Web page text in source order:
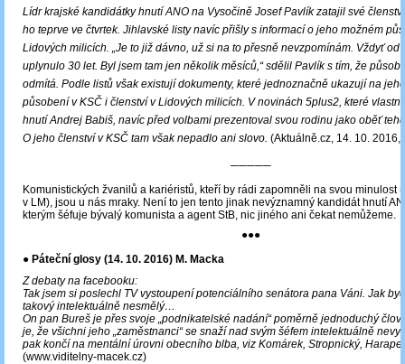
Lídr krajské kandidátky hnutí ANO na Vysočině Josef Pavlík zatajil své
ho teprve ve čtvrtek. Jihlavské listy navíc přišly s informací o jeho možném
Lidových milicích. „Je to již dávno, už si na to přesně nevzpomínám. Vždyť od
uplynulo 30 let. Byl jsem tam jen několik měsíců,“ sdělil Pavlík s tím, že
odmítá. Podle listů však existují dokumenty, které jednoznačně ukazují na
působení v KSČ i členství v Lidových milicích. V novinách 5plus2, které
hnutí Andrej Babiš, navíc před volbami prezentoval svou rodinu jako oběť
O jeho členství v KSČ tam však nepadlo ani slovo. (Aktuálně.cz, 14. 10. 2016,
─────
Komunistických žvanilů a kariéristů, kteří by rádi zapomněli na svou minulost
v LM), jsou u nás mraky. Není to jen tento jinak nevýznamný kandidát hnutí
kterým šéfuje bývalý komunista a agent StB, nic jiného ani čekat nemůžeme.
●●●
● Páteční glosy (14. 10. 2016) M. Macka
Z debaty na facebooku:
Tak jsem si poslechl TV vystoupení potenciálního senátora pana Váni. Jak
takový intelektuálně nesmělý…
On pan Bureš je přes svoje „podnikatelské nadání“ poměrně jednoduchý
je, že všichni jeho „zaměstnanci“ se snaží nad svým šéfem intelektuálně
pak končí na mentální úrovni obecního blba, viz Komárek, Stropnický,
(www.viditelny-macek.cz)